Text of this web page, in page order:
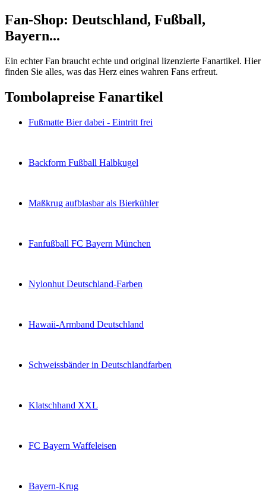
Fan-Shop: Deutschland, Fußball,
Bayern...
Ein echter Fan braucht echte und original lizenzierte Fanartikel. Hier
finden Sie alles, was das Herz eines wahren Fans erfreut.
Tombolapreise Fanartikel
Fußmatte Bier dabei - Eintritt frei
Backform Fußball Halbkugel
Maßkrug aufblasbar als Bierkühler
Fanfußball FC Bayern München
Nylonhut Deutschland-Farben
Hawaii-Armband Deutschland
Schweissbänder in Deutschlandfarben
Klatschhand XXL
FC Bayern Waffeleisen
Bayern-Krug